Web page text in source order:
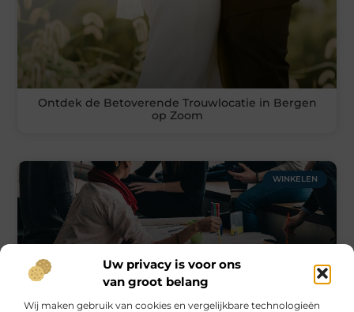
Uw privacy is voor ons
van groot belang
Wij maken gebruik van cookies en vergelijkbare technologieën
Ontdek de Betoverende Trouwlocatie in Bergen
op Zoom
WINKELEN
Assen als de Nieuwe Zakelijke Hotspot